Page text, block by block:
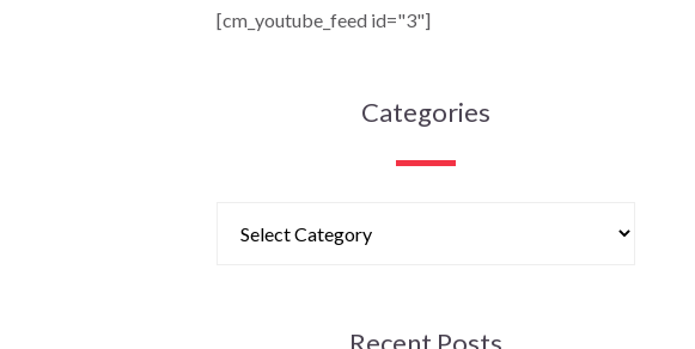
[cm_youtube_feed id="3"]
Categories
Recent Posts